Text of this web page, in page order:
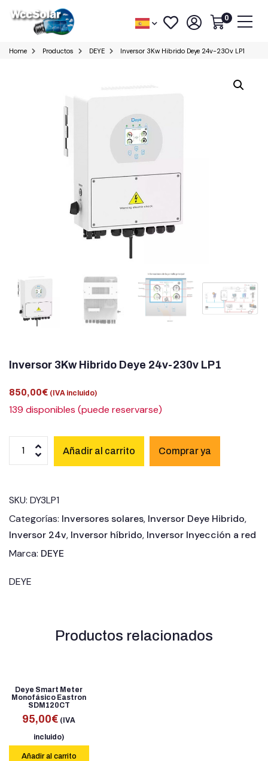
0
Home Productos DEYE Inversor 3Kw Hibrido Deye 24v-230v LP1
Inversor 3Kw Hibrido Deye 24v-230v LP1
850,00€ (IVA incluido)
139 disponibles (puede reservarse)
Añadir al carrito
SKU: DY3LP1
Categorías: Inversores solares, Inversor Deye Hibrido,
Inversor 24v, Inversor híbrido, Inversor Inyección a red
Marca: DEYE
DEYE
Productos relacionados
Deye Smart Meter
Monofásico Eastron
SDM120CT
95,00€ (IVA
incluido)
Añadir al carrito